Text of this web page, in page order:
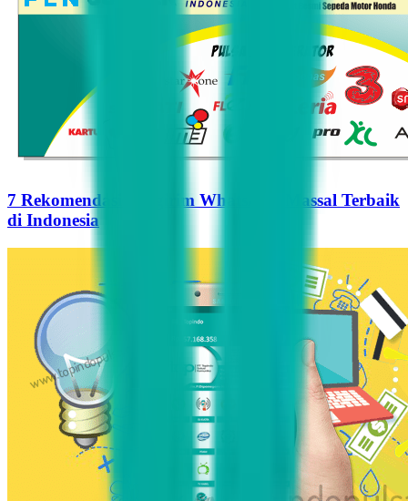
7 Rekomendasi Pengirim WhatsApp Massal Terbaik
di Indonesia